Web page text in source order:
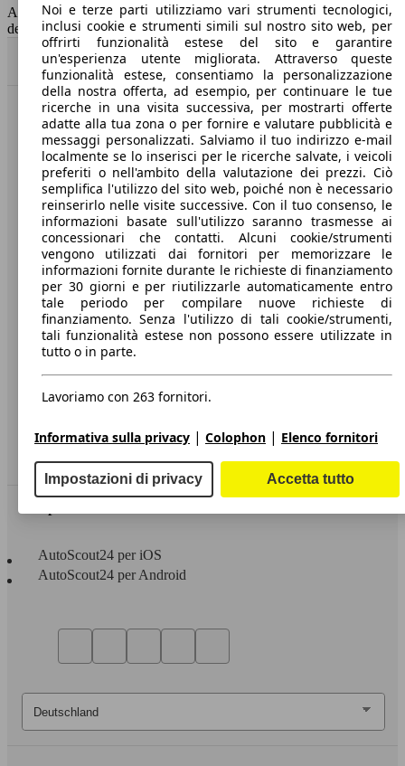
AutoScout24 non si assume alcuna responsabilità per la correttezza
dei dati.
Torna su
Benvenuti su AutoScout24, il mercato auto europeo.
Società
A proposito di AutoScout24
Stampa
Media
Condizioni generali
Informazioni
Dichiarazione di Accessibilità
Servizi
Area rivenditori
AutoScout24 per iOS
AutoScout24 per Android
Noi e terze parti utilizziamo vari strumenti tecnologici,
inclusi cookie e strumenti simili sul nostro sito web, per
offrirti funzionalità estese del sito e garantire
un'esperienza utente migliorata. Attraverso queste
funzionalità estese, consentiamo la personalizzazione
della nostra offerta, ad esempio, per continuare le tue
ricerche in una visita successiva, per mostrarti offerte
adatte alla tua zona o per fornire e valutare pubblicità e
messaggi personalizzati. Salviamo il tuo indirizzo e-mail
localmente se lo inserisci per le ricerche salvate, i veicoli
preferiti o nell'ambito della valutazione dei prezzi. Ciò
semplifica l'utilizzo del sito web, poiché non è necessario
reinserirlo nelle visite successive. Con il tuo consenso, le
informazioni basate sull'utilizzo saranno trasmesse ai
concessionari che contatti. Alcuni cookie/strumenti
vengono utilizzati dai fornitori per memorizzare le
informazioni fornite durante le richieste di finanziamento
per 30 giorni e per riutilizzarle automaticamente entro
tale periodo per compilare nuove richieste di
finanziamento. Senza l'utilizzo di tali cookie/strumenti,
tali funzionalità estese non possono essere utilizzate in
tutto o in parte.
Lavoriamo con 263 fornitori.
Informativa sulla privacy | Colophon | Elenco fornitori
Impostazioni di privacy Accetta tutto